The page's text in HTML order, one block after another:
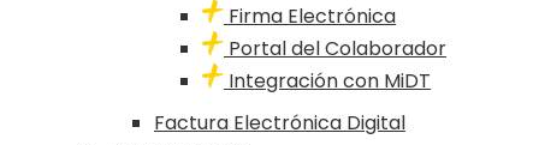
Firma Electrónica
Portal del Colaborador
Integración con MiDT
Factura Electrónica Digital